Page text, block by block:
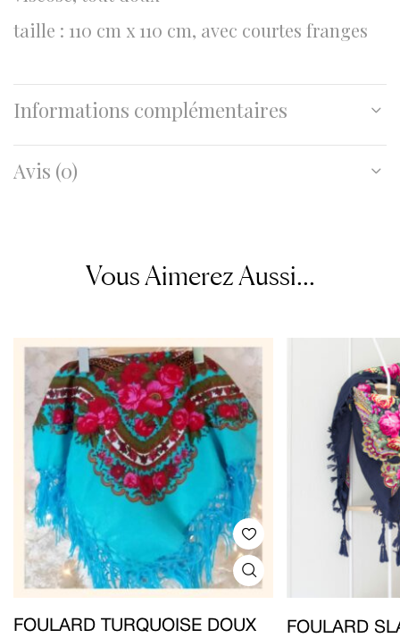
taille : 110 cm x 110 cm, avec courtes franges
Informations complémentaires
Avis (0)
Vous Aimerez Aussi...
FOULARD TURQUOISE DOUX
FOULARD